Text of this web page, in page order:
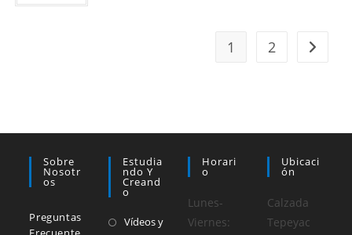
1 2
Sobre
Nosotr
Os
Preguntas
Estudia
Ndo Y
Creand
O
Vídeos y
Horari
O
Lunes-
Viernes:
Ubicaci
Ón
Calzada
Tepeyac